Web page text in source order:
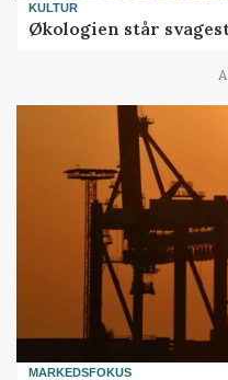
KULTUR
Økologien står
MARKEDSFOKUS